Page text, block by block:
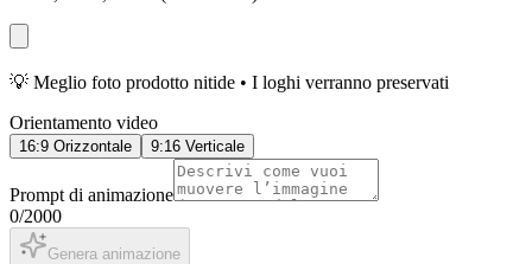
💡 Meglio foto prodotto nitide • I loghi verranno preservati
Orientamento video
16:9 Orizzontale 9:16 Verticale
Prompt di animazione
0/2000
Genera animazione